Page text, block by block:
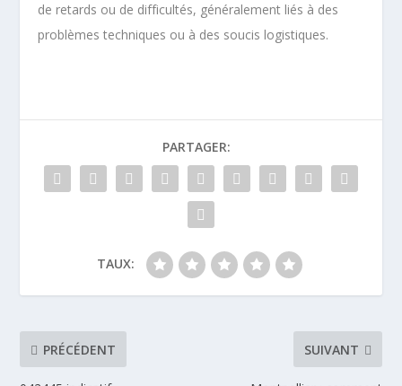
de retards ou de difficultés, généralement liés à des
problèmes techniques ou à des soucis logistiques.
PARTAGER:
TAUX:
PRÉCÉDENT SUIVANT